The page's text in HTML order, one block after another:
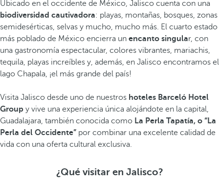
Ubicado en el occidente de México, Jalisco cuenta con una
biodiversidad cautivadora: playas, montañas, bosques, zonas
semidesérticas, selvas y mucho, mucho más. El cuarto estado
más poblado de México encierra un encanto singular, con
una gastronomía espectacular, colores vibrantes, mariachis,
tequila, playas increíbles y, además, en Jalisco encontramos el
lago Chapala, ¡el más grande del país!
Visita Jalisco desde uno de nuestros hoteles Barceló Hotel
Group y vive una experiencia única alojándote en la capital,
Guadalajara, también conocida como La Perla Tapatía, o “La
Perla del Occidente” por combinar una excelente calidad de
vida con una oferta cultural exclusiva.
¿Qué visitar en Jalisco?